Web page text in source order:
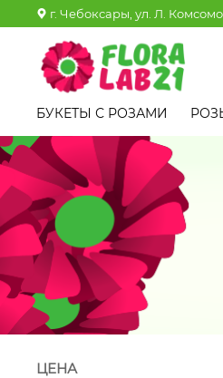
г. Чебоксары, ул. Л.
БУКЕТЫ С РОЗАМИ
ЦЕНА